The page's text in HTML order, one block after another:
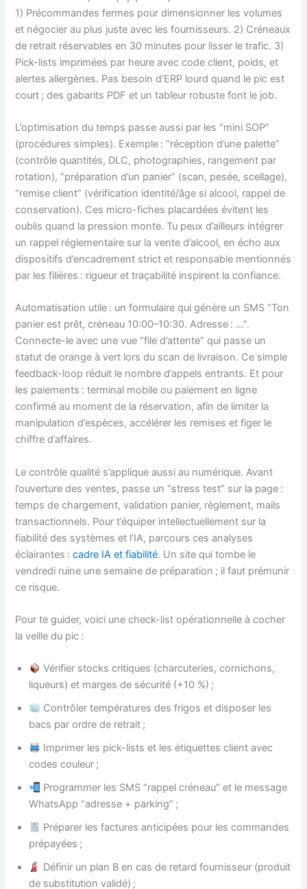
1) Précommandes fermes pour dimensionner les volumes
et négocier au plus juste avec les fournisseurs. 2) Créneaux
de retrait réservables en 30 minutes pour lisser le trafic. 3)
Pick-lists imprimées par heure avec code client, poids, et
alertes allergènes. Pas besoin d’ERP lourd quand le pic est
court ; des gabarits PDF et un tableur robuste font le job.
L’optimisation du temps passe aussi par les “mini SOP”
(procédures simples). Exemple : “réception d’une palette”
(contrôle quantités, DLC, photographies, rangement par
rotation), “préparation d’un panier” (scan, pesée, scellage),
“remise client” (vérification identité/âge si alcool, rappel de
conservation). Ces micro-fiches placardées évitent les
oublis quand la pression monte. Tu peux d’ailleurs intégrer
un rappel réglementaire sur la vente d’alcool, en écho aux
dispositifs d’encadrement strict et responsable mentionnés
par les filières : rigueur et traçabilité inspirent la confiance.
Automatisation utile : un formulaire qui génère un SMS “Ton
panier est prêt, créneau 10:00–10:30. Adresse : …”.
Connecte-le avec une vue “file d’attente” qui passe un
statut de orange à vert lors du scan de livraison. Ce simple
feedback-loop réduit le nombre d’appels entrants. Et pour
les paiements : terminal mobile ou paiement en ligne
confirmé au moment de la réservation, afin de limiter la
manipulation d’espèces, accélérer les remises et figer le
chiffre d’affaires.
Le contrôle qualité s’applique aussi au numérique. Avant
l’ouverture des ventes, passe un “stress test” sur la page :
temps de chargement, validation panier, règlement, mails
transactionnels. Pour t’équiper intellectuellement sur la
fiabilité des systèmes et l’IA, parcours ces analyses
éclairantes :cadre IA et fiabilité. Un site qui tombe le
vendredi ruine une semaine de préparation ; il faut prémunir
ce risque.
Pour te guider, voici une check-list opérationnelle à cocher
la veille du pic :
Vérifier stocks critiques (charcuteries, cornichons,
liqueurs) et marges de sécurité (+10 %) ;
Contrôler températures des frigos et disposer les
bacs par ordre de retrait ;
Imprimer les pick-lists et les étiquettes client avec
codes couleur ;
Programmer les SMS “rappel créneau” et le message
WhatsApp “adresse + parking” ;
Préparer les factures anticipées pour les commandes
prépayées ;
Définir un plan B en cas de retard fournisseur (produit
de substitution validé) ;